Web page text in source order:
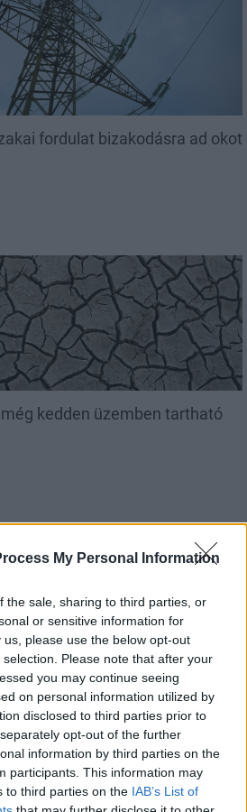
My Personal Information
the sale, sharing to third parties, or
or sensitive information for
please use the below opt-out
Please note that after your
you may continue seeing
on personal information utilized by
disclosed to third parties prior to
opt-out of the further
information by third parties on the
participants. This information may
to third parties on the IAB’s List of
fordulat bizakodásra ad okot
kedden üzemben tartható
hatása a környezetre, hogy a